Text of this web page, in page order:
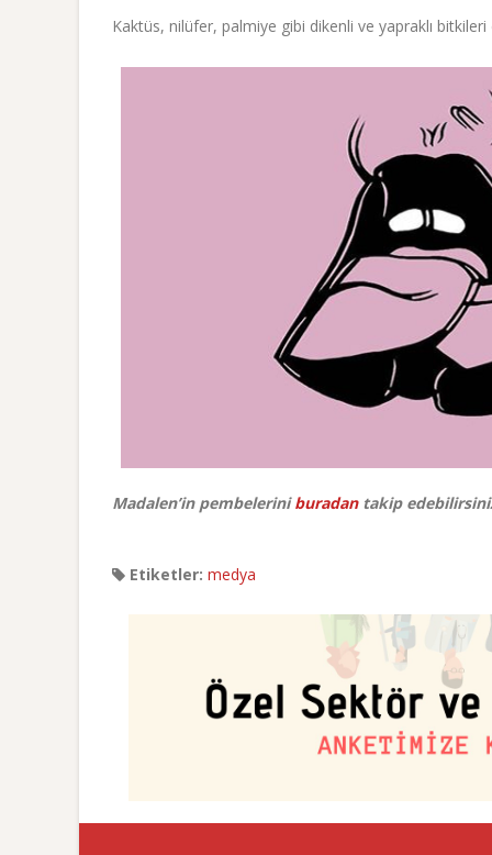
Kaktüs, nilüfer, palmiye gibi dikenli ve yapraklı
Madalen’in pembeleriniburadantakip
Etiketler: medya